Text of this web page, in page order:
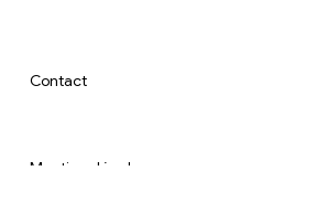
Contact
Mentions légales